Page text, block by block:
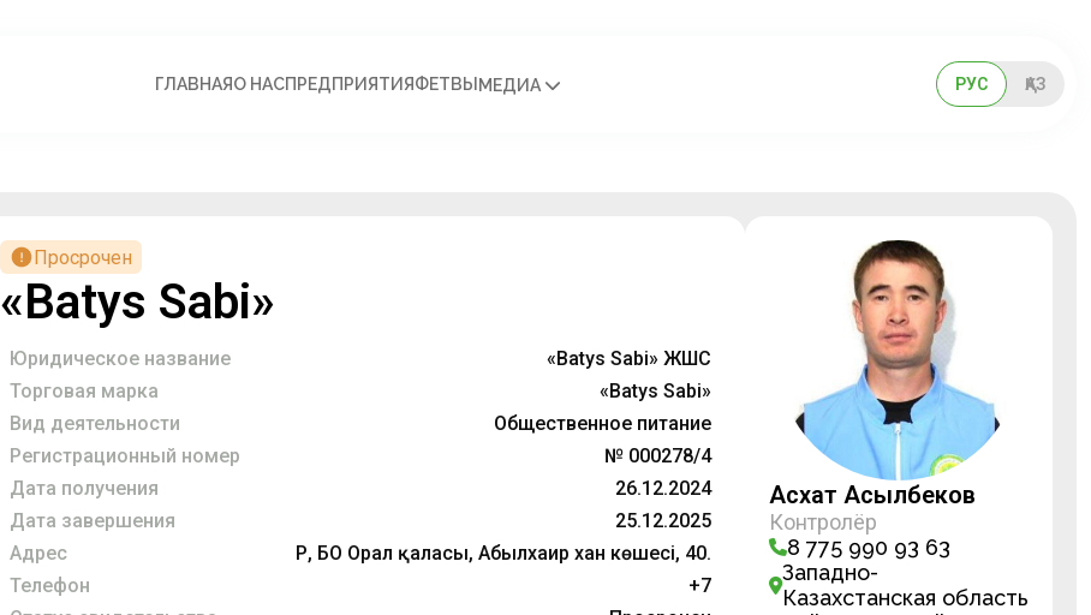
ГЛАВНАЯО НАСПРЕДПРИЯТИЯФЕТВЫ МЕДИА РУС ҚАЗ
Просрочен
«Batys Sabi»
Юридическое название
«Batys Sabi» ЖШС
Торговая марка
«Batys Sabi»
Вид деятельности
Общественное питание
Регистрационный номер
№ 000278/4
Дата получения
26.12.2024
Дата завершения
25.12.2025
Адрес
ҚР, БҚО Орал қаласы, Абылхаир хан көшесі, 40.
Телефон
+7
Асхат Асылбеков
Контролёр
8 775 990 93 63
Западно-
Казахстанская область